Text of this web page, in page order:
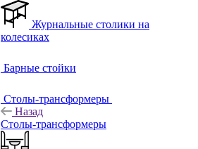
Журнальные столики на
колесиках
Барные стойки
Столы-трансформеры
Назад
Столы-трансформеры